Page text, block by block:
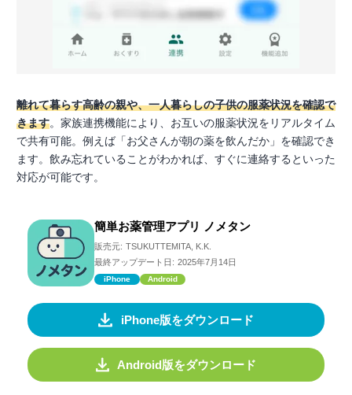
離れて暮らす高齢の親や、一人暮らしの子供の服薬状況を確認で
きます。家族連携機能により、お互いの服薬状況をリアルタイム
で共有可能。例えば「お父さんが朝の薬を飲んだか」を確認でき
ます。飲み忘れていることがわかれば、すぐに連絡するといった
対応が可能です。
簡単お薬管理アプリ ノメタン
販売元: TSUKUTTEMITA, K.K.
最終アップデート日: 2025年7月14日
iPhone Android
iPhone版をダウンロード
Android版をダウンロード